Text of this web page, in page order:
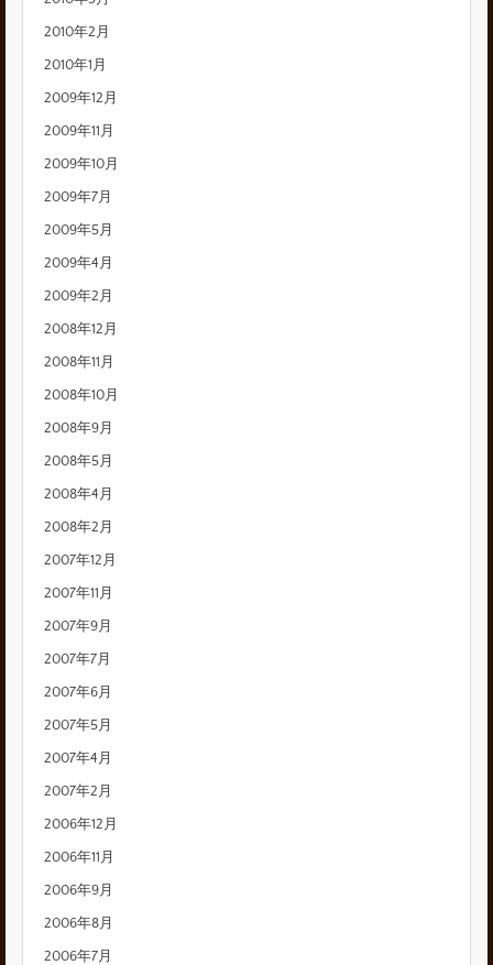
2010年2月
2010年1月
2009年12月
2009年11月
2009年10月
2009年7月
2009年5月
2009年4月
2009年2月
2008年12月
2008年11月
2008年10月
2008年9月
2008年5月
2008年4月
2008年2月
2007年12月
2007年11月
2007年9月
2007年7月
2007年6月
2007年5月
2007年4月
2007年2月
2006年12月
2006年11月
2006年9月
2006年8月
2006年7月